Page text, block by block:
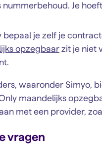
nummerbehoud. Je
bepaal je zelf je
opzegbaar zit je niet
waaronder Simyo,
maandelijks
met een provider,
vragen